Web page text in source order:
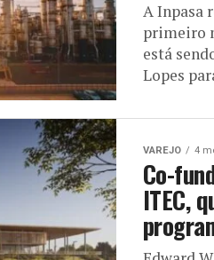
A Inpasa
primeiro
está
Lopes
VAREJO 4
Co-
ITEC,